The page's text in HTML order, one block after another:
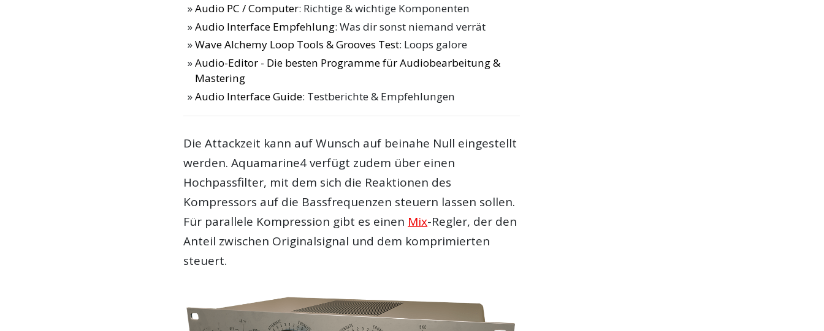
Audio PC / Computer: Richtige & wichtige Komponenten
Audio Interface Empfehlung: Was dir sonst niemand verrät
Wave Alchemy Loop Tools & Grooves Test: Loops galore
Audio-Editor - Die besten Programme für Audiobearbeitung &
Mastering
Audio Interface Guide: Testberichte & Empfehlungen
Die Attackzeit kann auf Wunsch auf beinahe Null eingestellt
werden. Aquamarine4 verfügt zudem über einen
Hochpassfilter, mit dem sich die Reaktionen des
Kompressors auf die Bassfrequenzen steuern lassen sollen.
Für parallele Kompression gibt es einen Mix-Regler, der den
Anteil zwischen Originalsignal und dem komprimierten
steuert.